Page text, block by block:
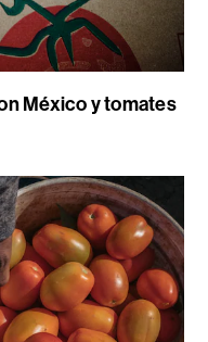
México y tomates